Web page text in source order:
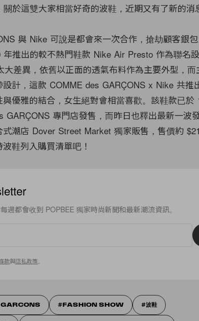
於這雙大家相當好奇的波鞋，近期又有了新的消
與 Nike 可說是都會來一次合作，搶劫顧客銀
推出的較不熱門鞋款 Nike Air Presto 作為聯名
差異，依舊以正面的透氣布料作為主要外型，
計，這款 COMME des GARÇONS x Nike 共推
優雅的結合，女生絕對會相當喜歡。該鞋款已
GARÇONS 專門店發售，而昨日也釋出最新一波
式潮店 Dover Street Market 獨家販售，售價約
鞋列入購買清單吧！
週都會收到 POPBEE 獨家時尚新聞和最新潮流資訊。
款與隱私政策
FASHION SHOW 波鞋